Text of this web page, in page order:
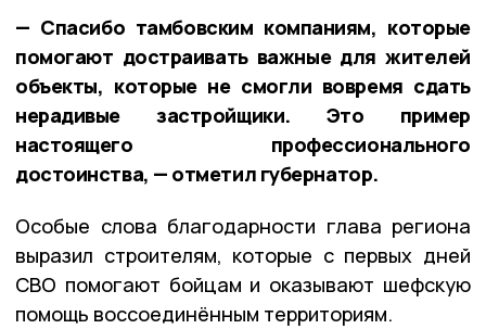
— Спасибо тамбовским компаниям, которые
помогают достраивать важные для жителей
объекты, которые не смогли вовремя сдать
нерадивые застройщики. Это пример
настоящего профессионального
достоинства, — отметил губернатор.
Особые слова благодарности глава региона
выразил строителям, которые с первых дней
СВО помогают бойцам и оказывают шефскую
помощь воссоединённым территориям.